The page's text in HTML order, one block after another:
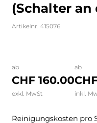
(Schalter an
Artikelnr. 415076
ab
CHF 160.00
exkl. MwSt
ab
inkl.
Reinigungskosten pro